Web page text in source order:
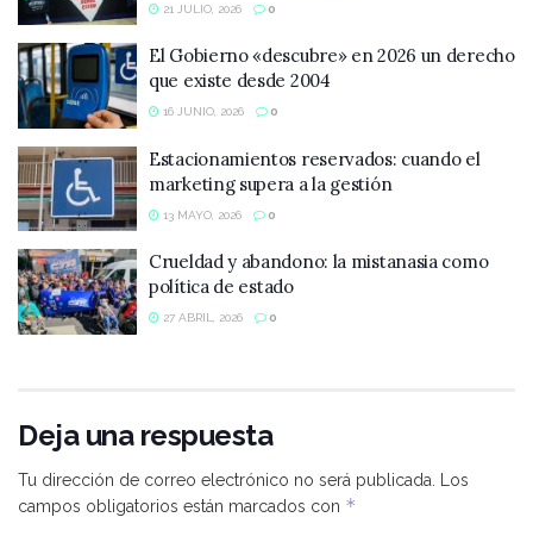
21 JULIO, 2026 0
El Gobierno «descubre» en 2026 un derecho
que existe desde 2004
16 JUNIO, 2026 0
Estacionamientos reservados: cuando el
marketing supera a la gestión
13 MAYO, 2026 0
Crueldad y abandono: la mistanasia como
política de estado
27 ABRIL, 2026 0
Deja una respuesta
Tu dirección de correo electrónico no será publicada. Los
campos obligatorios están marcados con *